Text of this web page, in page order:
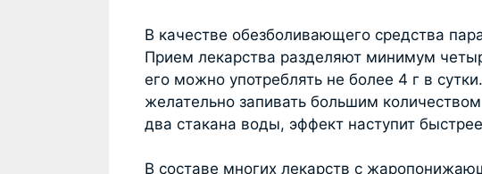
В качестве обезболивающего средства
Прием лекарства разделяют минимум
его можно употреблять не более 4 г в
желательно запивать большим
два стакана воды, эффект наступит
В составе многих лекарств с